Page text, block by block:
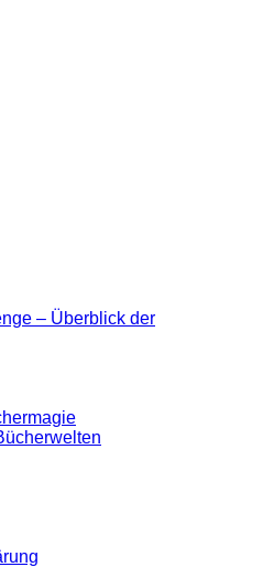
– Überblick der